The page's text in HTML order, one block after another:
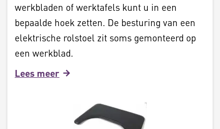
werkbladen of werktafels kunt u in een
bepaalde hoek zetten. De besturing van een
elektrische rolstoel zit soms gemonteerd op
een werkblad.
Lees meer